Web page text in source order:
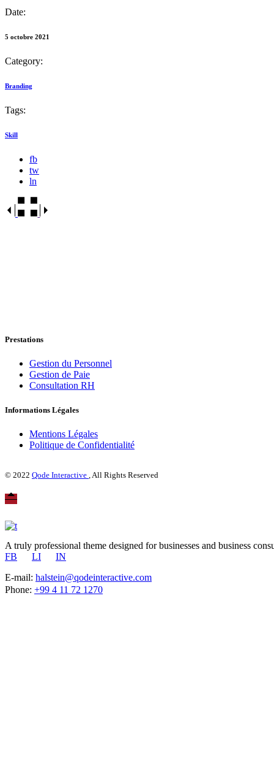
Date:
5 octobre 2021
Category:
Branding
Tags:
Skill
fb
tw
ln
Prestations
Gestion du Personnel
Gestion de Paie
Consultation RH
Informations Légales
Mentions Légales
Politique de Confidentialité
© 2022 Qode Interactive , All Rights Reserved
A truly professional theme designed for businesses and business
FB
LI
IN
E-mail: halstein@qodeinteractive.com
Phone: +99 4 11 72 1270